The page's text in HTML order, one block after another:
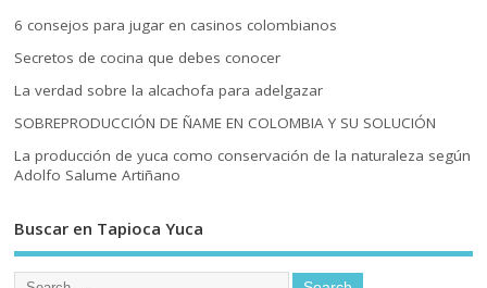
6 consejos para jugar en casinos colombianos
Secretos de cocina que debes conocer
La verdad sobre la alcachofa para adelgazar
SOBREPRODUCCIÓN DE ÑAME EN COLOMBIA Y SU SOLUCIÓN
La producción de yuca como conservación de la naturaleza según
Adolfo Salume Artiñano
Buscar en Tapioca Yuca